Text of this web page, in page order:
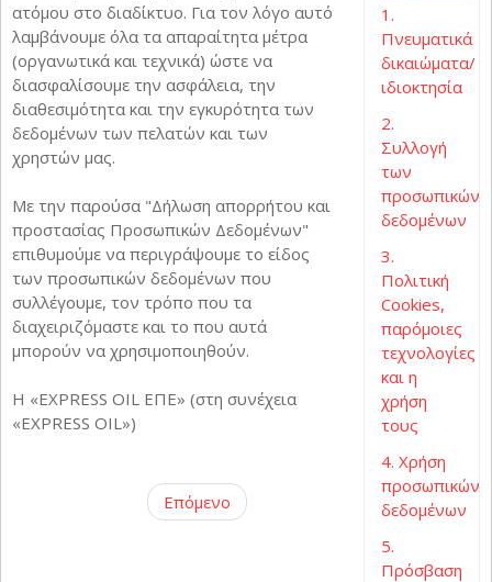
1.
Πνευματικά
δικαιώματα/
ιδιοκτησία
2.
Συλλογή
των
προσωπικών
δεδομένων
3.
Πολιτική
Cookies,
παρόμοιες
τεχνολογίες
και η
χρήση
τους
4. Χρήση
προσωπικών
δεδομένων
5.
Πρόσβαση
ατόμου στο διαδίκτυο. Για τον λόγο αυτό
λαμβάνουμε όλα τα απαραίτητα μέτρα
(οργανωτικά και τεχνικά) ώστε να
διασφαλίσουμε την ασφάλεια, την
διαθεσιμότητα και την εγκυρότητα των
δεδομένων των πελατών και των
χρηστών μας.
Με την παρούσα "Δήλωση απορρήτου και
προστασίας Προσωπικών Δεδομένων"
επιθυμούμε να περιγράψουμε το είδος
των προσωπικών δεδομένων που
συλλέγουμε, τον τρόπο που τα
διαχειριζόμαστε και το που αυτά
μπορούν να χρησιμοποιηθούν.
Η «EXPRESS OIL ΕΠΕ» (στη συνέχεια
«EXPRESS OIL»)
Επόμενο